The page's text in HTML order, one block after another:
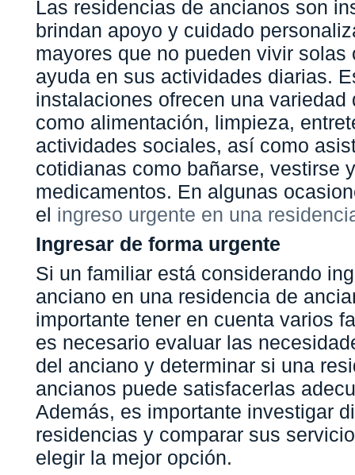
Las residencias de ancianos son
brindan apoyo y cuidado
mayores que no pueden vivir solas
ayuda en sus actividades diarias.
instalaciones ofrecen una variedad
como alimentación, limpieza,
actividades sociales, así como
cotidianas como bañarse, vestirse
medicamentos. En algunas
el ingreso urgente en una
Ingresar de forma urgente
Si un familiar está considerando
anciano en una residencia de
importante tener en cuenta varios
es necesario evaluar las
del anciano y determinar si una
ancianos puede satisfacerlas
Además, es importante investigar
residencias y comparar sus
elegir la mejor opción.